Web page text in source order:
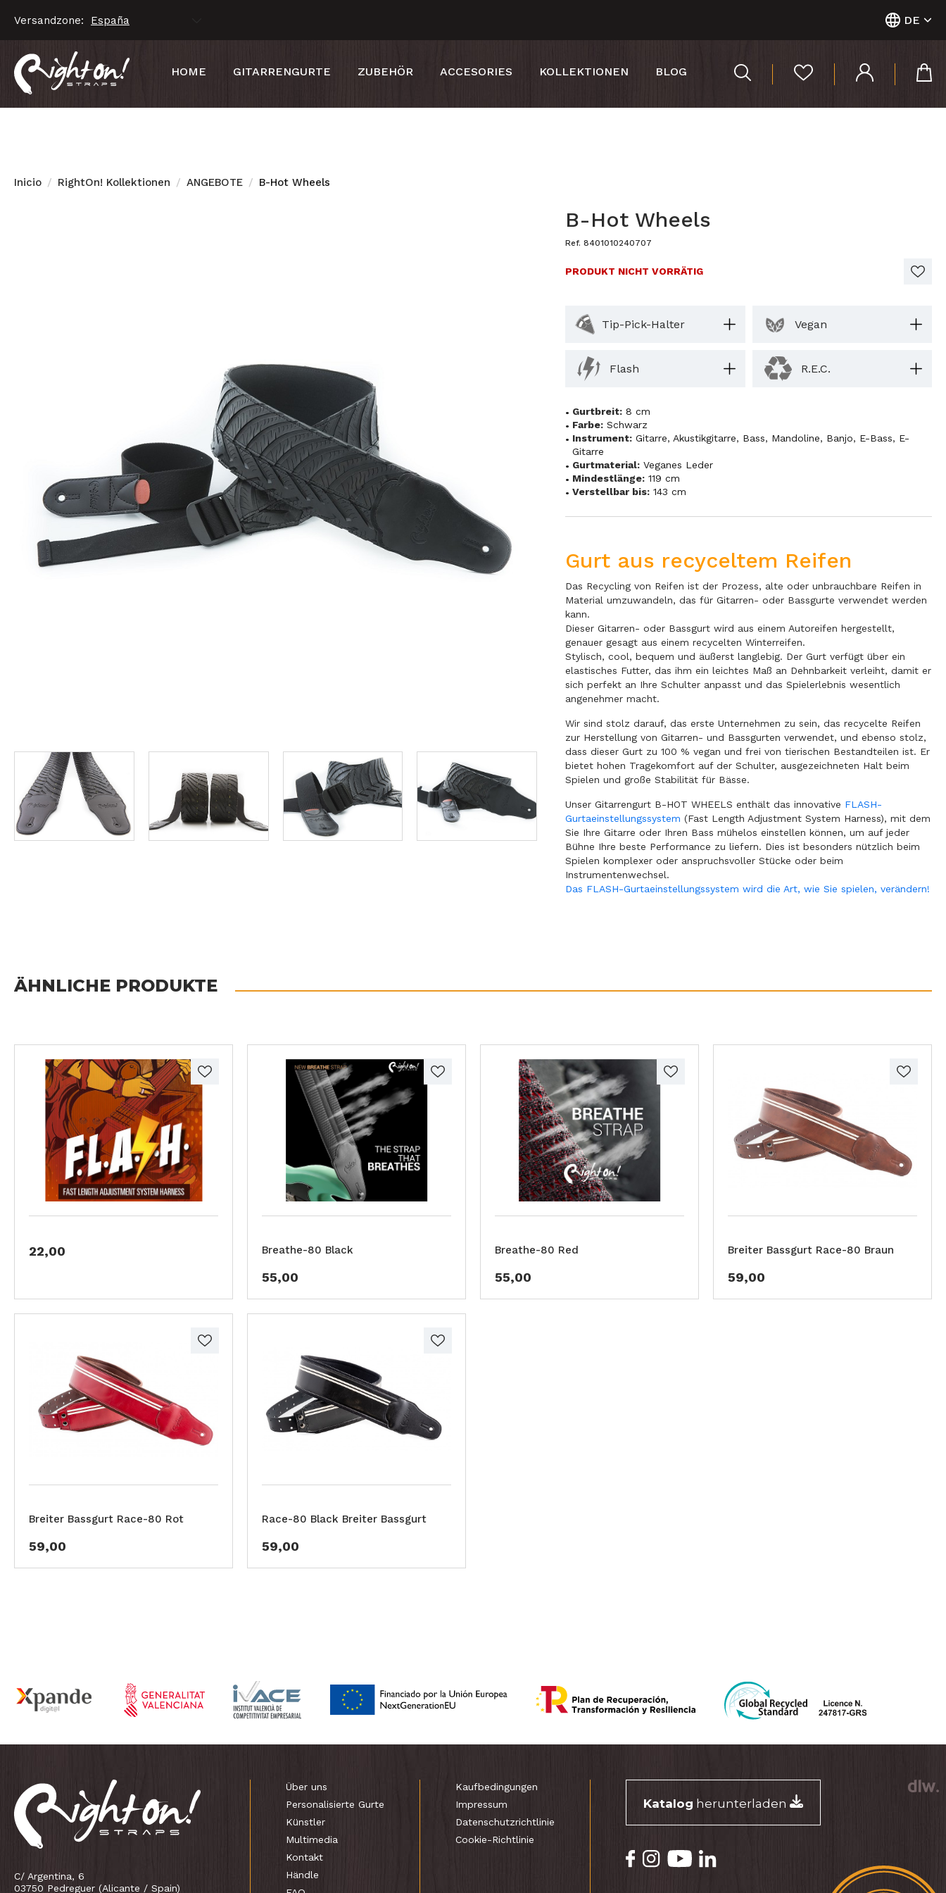
Versandzone: DE
HOME GITARRENGURTE ZUBEHÖR ACCESORIES KOLLEKTIONEN BLOG
Inicio RightOn! Kollektionen ANGEBOTE B-Hot Wheels
B-Hot Wheels
Ref. 8401010240707
PRODUKT NICHT VORRÄTIG
Tip-Pick-Halter Vegan
Flash R.E.C.
Gurtbreit: 8 cm
Farbe: Schwarz
Instrument: Gitarre, Akustikgitarre, Bass, Mandoline, Banjo, E-Bass, E-
Gitarre
Gurtmaterial: Veganes Leder
Mindestlänge: 119 cm
Verstellbar bis: 143 cm
Gurt aus recyceltem Reifen
Das Recycling von Reifen ist der Prozess, alte oder unbrauchbare Reifen in
Material umzuwandeln, das für Gitarren- oder Bassgurte verwendet werden
kann.
Dieser Gitarren- oder Bassgurt wird aus einem Autoreifen hergestellt,
genauer gesagt aus einem recycelten Winterreifen.
Stylisch, cool, bequem und äußerst langlebig. Der Gurt verfügt über ein
elastisches Futter, das ihm ein leichtes Maß an Dehnbarkeit verleiht, damit er
sich perfekt an Ihre Schulter anpasst und das Spielerlebnis wesentlich
angenehmer macht.
Wir sind stolz darauf, das erste Unternehmen zu sein, das recycelte Reifen
zur Herstellung von Gitarren- und Bassgurten verwendet, und ebenso stolz,
dass dieser Gurt zu 100 % vegan und frei von tierischen Bestandteilen ist. Er
bietet hohen Tragekomfort auf der Schulter, ausgezeichneten Halt beim
Spielen und große Stabilität für Bässe.
Unser Gitarrengurt B-HOT WHEELS enthält das innovative FLASH-
Gurtaeinstellungssystem (Fast Length Adjustment System Harness), mit dem
Sie Ihre Gitarre oder Ihren Bass mühelos einstellen können, um auf jeder
Bühne Ihre beste Performance zu liefern. Dies ist besonders nützlich beim
Spielen komplexer oder anspruchsvoller Stücke oder beim
Instrumentenwechsel.
Das FLASH-Gurtaeinstellungssystem wird die Art, wie Sie spielen, verändern!
ÄHNLICHE PRODUKTE
22,00 Breathe-80 Black
55,00
Breathe-80 Red
55,00
Breiter Bassgurt Race-80 Braun
59,00
Breiter Bassgurt Race-80 Rot
59,00
Race-80 Black Breiter Bassgurt
59,00
C/ Argentina, 6
03750 Pedreguer (Alicante / Spain)
Über uns
Personalisierte Gurte
Künstler
Multimedia
Kontakt
Händle
Kaufbedingungen
Impressum
Datenschutzrichtlinie
Cookie-Richtlinie
Katalog herunterladen